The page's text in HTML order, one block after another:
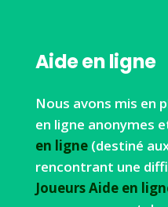
Aide en ligne
Nous avons mis en
en ligne anonymes
en ligne (destiné
rencontrant une
Joueurs Aide en